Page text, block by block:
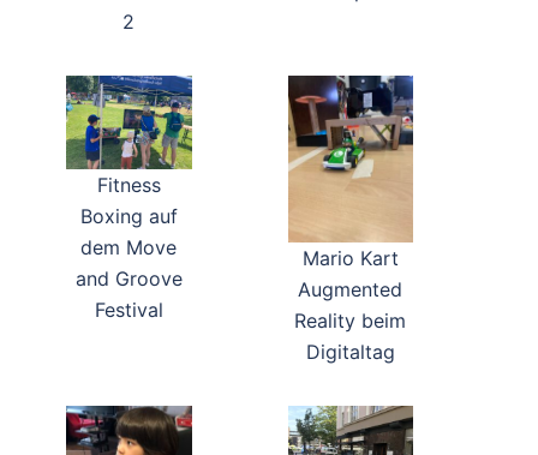
2
Fitness
Boxing auf
dem Move
and Groove
Festival
Mario Kart
Augmented
Reality beim
Digitaltag